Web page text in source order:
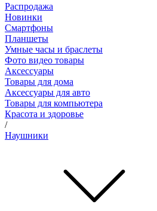
Распродажа
Новинки
Смартфоны
Планшеты
Умные часы и браслеты
Фото видео товары
Аксессуары
Товары для дома
Аксессуары для авто
Товары для компьютера
Красота и здоровье
/
Наушники